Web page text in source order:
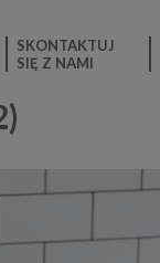
SKONTAKTUJ
SIĘ Z NAMI